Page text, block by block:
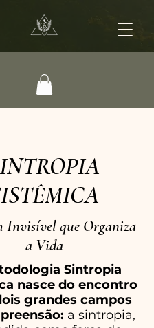
Invisível que Organiza
a Vida
Sintropia
nasce do encontro
grandes campos
a sintropia,